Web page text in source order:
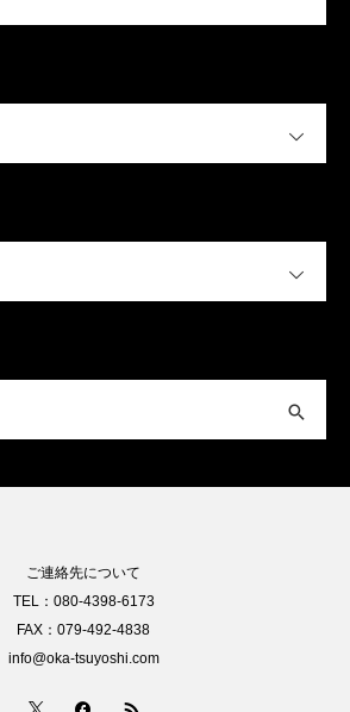
ご連絡先について
TEL：080-4398-6173
FAX：079-492-4838
info@oka-tsuyoshi.com